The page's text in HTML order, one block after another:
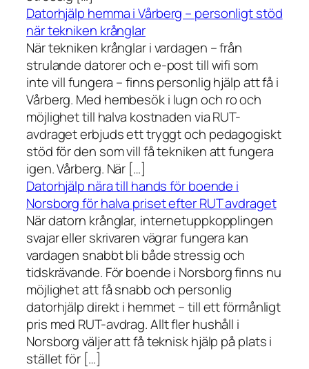
Datorhjälp hemma i Vårberg – personligt stöd
när tekniken krånglar
När tekniken krånglar i vardagen – från
strulande datorer och e-post till wifi som
inte vill fungera – finns personlig hjälp att få i
Vårberg. Med hembesök i lugn och ro och
möjlighet till halva kostnaden via RUT-
avdraget erbjuds ett tryggt och pedagogiskt
stöd för den som vill få tekniken att fungera
igen. Vårberg. När […]
Datorhjälp nära till hands för boende i
Norsborg för halva priset efter RUT avdraget
När datorn krånglar, internetuppkopplingen
svajar eller skrivaren vägrar fungera kan
vardagen snabbt bli både stressig och
tidskrävande. För boende i Norsborg finns nu
möjlighet att få snabb och personlig
datorhjälp direkt i hemmet – till ett förmånligt
pris med RUT-avdrag. Allt fler hushåll i
Norsborg väljer att få teknisk hjälp på plats i
stället för […]